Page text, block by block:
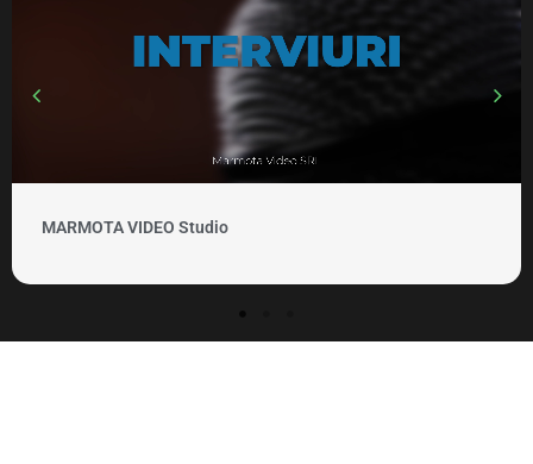
MARMOTA VIDEO Studio